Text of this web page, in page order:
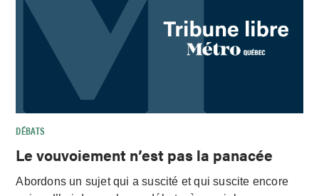
DÉBATS
Le vouvoiement n’est pas la panacée
Abordons un sujet qui a suscité et qui suscite encore